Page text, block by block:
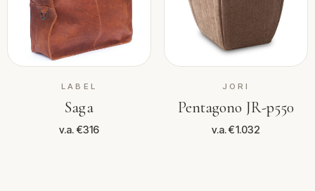
LABEL
Saga
v.a. €316
JORI
Pentagono JR-p550
v.a. €1.032